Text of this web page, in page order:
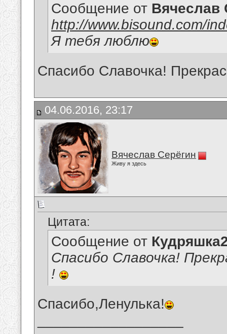
Сообщение от Вячеслав
http://www.bisound.com/
Я тебя люблю
Спасибо Славочка!
04.06.2016, 23:17
Вячеслав Серёгин
Живу я здесь
Цитата:
Сообщение от
Спасибо Славочка!
!
Спасибо,Ленулька!